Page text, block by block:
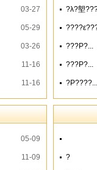
03-27
05-29
03-26
11-16
11-16
?λ?塱
???Ρ?...
???Ρ?...
?Ρ????...
05-09
11-09 ?